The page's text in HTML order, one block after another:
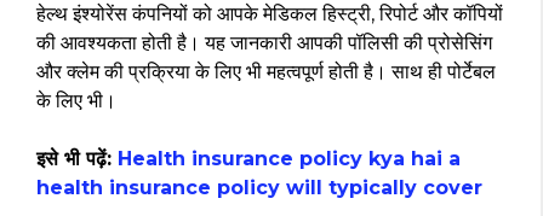
हेल्थ इंश्योरेंस कंपनियों को आपके मेडिकल हिस्ट्री, रिपोर्ट और कॉपियों
की आवश्यकता होती है। यह जानकारी आपकी पॉलिसी की प्रोसेसिंग
और क्लेम की प्रक्रिया के लिए भी महत्वपूर्ण होती है। साथ ही पोर्टेबल
के लिए भी।
इसे भी पढ़ें: Health insurance policy kya hai a
health insurance policy will typically cover